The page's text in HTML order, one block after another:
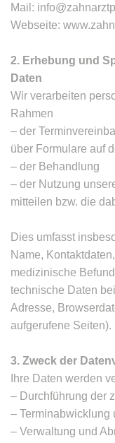
Mail:
Webseite:
2. Erhebung und
Daten
Wir verarbeiten
Rahmen
– der
über Formulare auf
– der Behandlung
– der Nutzung
mitteilen bzw. die
Dies umfasst
Name,
medizinische
technische Daten
Adresse,
aufgerufene Seiten).
3. Zweck der
Ihre Daten werden
– Durchführung der
– Terminabwicklung
– Verwaltung und